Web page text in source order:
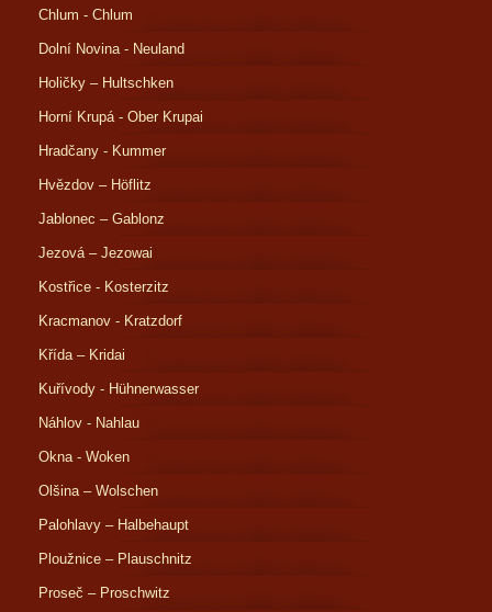
Chlum - Chlum
Dolní Novina - Neuland
Holičky – Hultschken
Horní Krupá - Ober Krupai
Hradčany - Kummer
Hvězdov – Höflitz
Jablonec – Gablonz
Jezová – Jezowai
Kostřice - Kosterzitz
Kracmanov - Kratzdorf
Křída – Kridai
Kuřívody - Hühnerwasser
Náhlov - Nahlau
Okna - Woken
Olšina – Wolschen
Palohlavy – Halbehaupt
Ploužnice – Plauschnitz
Proseč – Proschwitz